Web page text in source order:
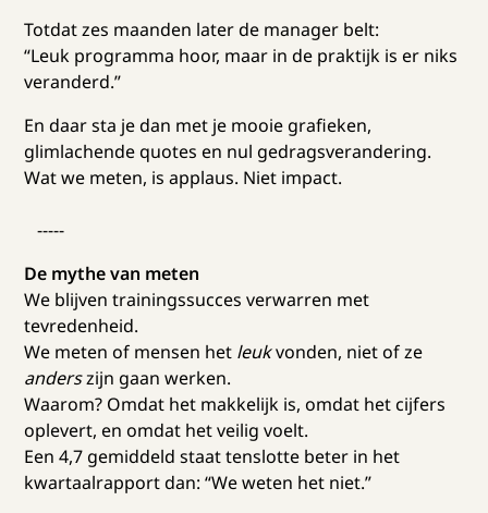
Totdat zes maanden later de manager belt:
“Leuk programma hoor, maar in de praktijk is er niks
veranderd.”
En daar sta je dan met je mooie grafieken,
glimlachende quotes en nul gedragsverandering.
Wat we meten, is applaus. Niet impact.
-----
De mythe van meten
We blijven trainingssucces verwarren met
tevredenheid.
We meten of mensen het leukvonden, niet of ze
anderszijn gaan werken.
Waarom? Omdat het makkelijk is, omdat het cijfers
oplevert, en omdat het veilig voelt.
Een 4,7 gemiddeld staat tenslotte beter in het
kwartaalrapport dan: “We weten het niet.”